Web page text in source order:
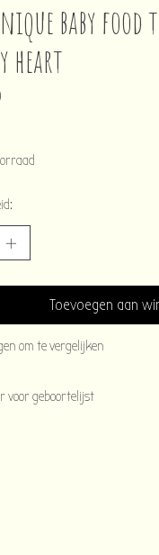
baby food
heart
Toevoegen aan
om te vergelijken
voor geboortelijst